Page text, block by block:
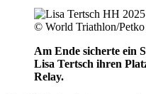
© World Triathlon/
Am Ende sicherte ein
Lisa Tertsch ihren
Relay.